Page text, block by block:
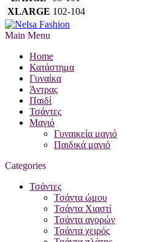
XLARGE 102-104
Main Menu
Home
Κατάστημα
Γυναίκα
Άντρας
Παιδί
Τσάντες
Μαγιό
Γυναικεία μαγιό
Παιδικά μαγιό
Categories
Τσάντες
Τσάντα ώμου
Τσάντα Χιαστί
Τσάντα αγορών
Τσάντα χειρός